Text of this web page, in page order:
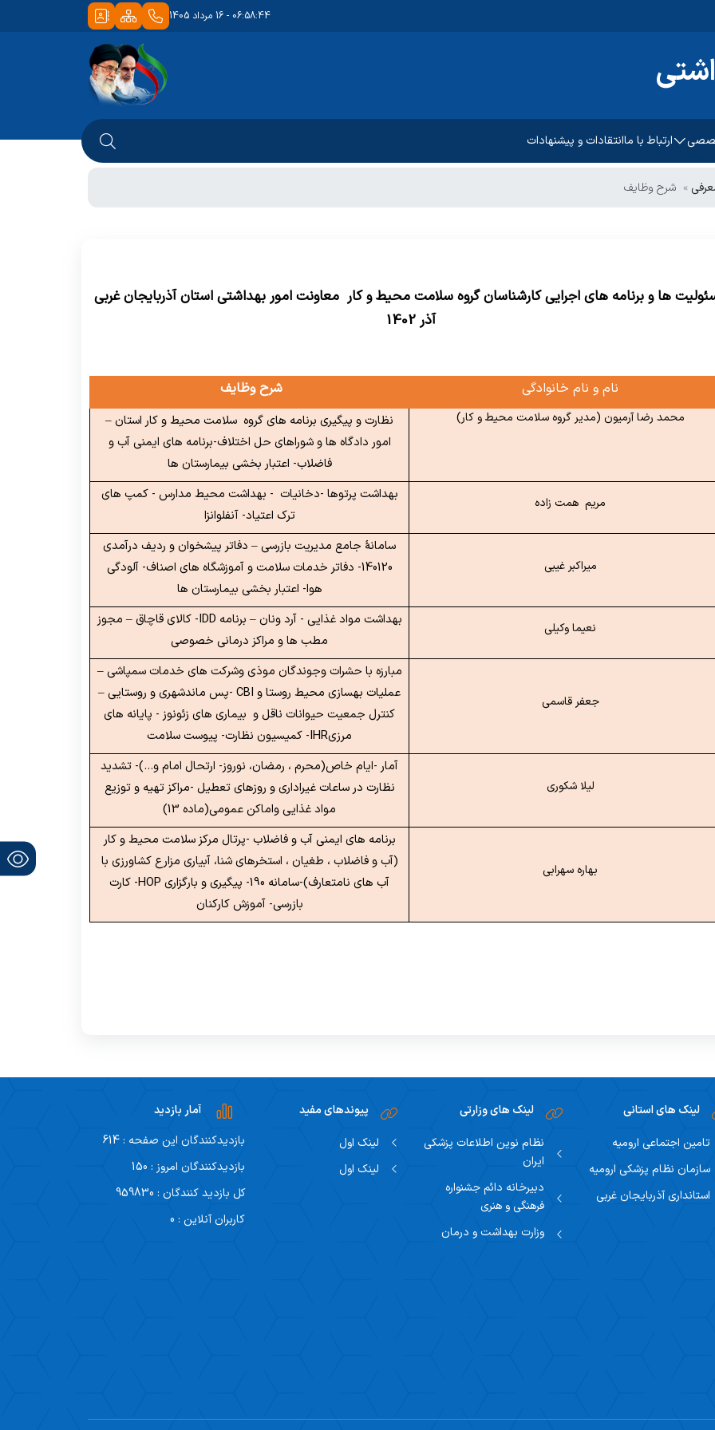
06:58:44 - 16 مرداد 1405
ارتباط با ماانتقادات و پیشنهادات
شرح وظایف
ها و برنامه های اجرایی کارشناسان گروه سلامت محیط و کار معاونت امور بهداشتی استان آذربایجان غربی
آذر 1402
نام و نام خانوادگی شرح وظایف
محمد رضا آرمیون (مدیر گروه سلامت محیط و کار)
نظارت و پیگیری برنامه های گروه سلامت محیط و کار استان –
امور دادگاه ها و شوراهای حل اختلاف-برنامه های ایمنی آب و
فاضلاب- اعتبار بخشی بیمارستان ها
مریم همت زاده
بهداشت پرتوها -دخانیات - بهداشت محیط مدارس - کمپ های
ترک اعتیاد- آنفلوانزا
میراکبر غیبی
سامانۀ جامع مدیریت بازرسی – دفاتر پیشخوان و ردیف درآمدی
140120- دفاتر خدمات سلامت و آموزشگاه های اصناف- آلودگی
هوا- اعتبار بخشی بیمارستان ها
نعیما وکیلی
بهداشت مواد غذایی - آرد ونان – برنامه IDD- کالای قاچاق – مجوز
مطب ها و مراکز درمانی خصوصی
جعفر قاسمی
مبارزه با حشرات وجوندگان موذی وشرکت های خدمات سمپاشی –
عملیات بهسازی محیط روستا و CBI -پس ماندشهری و روستایی –
کنترل جمعیت حیوانات ناقل و بیماری های زئونوز - پایانه های
مرزیIHR- کمیسیون نظارت- پیوست سلامت
لیلا شکوری
آمار -ایام خاص(محرم ، رمضان، نوروز- ارتحال امام و...)- تشدید
نظارت در ساعات غیراداری و روزهای تعطیل -مراکز تهیه و توزیع
مواد غذایی واماکن عمومی(ماده 13)
بهاره سهرابی
برنامه های ایمنی آب و فاضلاب -پرتال مرکز سلامت محیط و کار
(آب و فاضلاب ، طغیان ، استخرهای شنا، آبیاری مزارع کشاورزی با
آب های نامتعارف)-سامانه 190- پیگیری و بارگزاری
HOP- کارت
بازرسی- آموزش کارکنان
لینک های استانی
تامین اجتماعی ارومیه
سازمان نظام پزشکی ارومیه
استانداری آذربایجان غربی
لینک های وزارتی
نظام نوین اطلاعات پزشکی
ایران
دبیرخانه دائم جشنواره
فرهنگی و هنری
وزارت بهداشت و درمان
پیوندهای مفید
لینک اول
لینک اول
آمار بازدید
بازدیدکنندگان این صفحه : 614
بازدیدکنندگان امروز : 150
کل بازدید کنندگان : 959830
کاربران آنلاین : 0